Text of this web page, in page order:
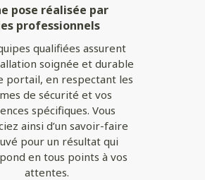
pose réalisée par
professionnels
qualifiées assurent
soignée et durable
portail, en respectant les
de sécurité et vos
spécifiques. Vous
ainsi d’un savoir-faire
pour un résultat qui
en tous points à vos
attentes.